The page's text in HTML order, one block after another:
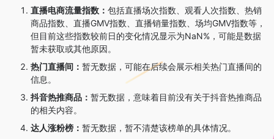
直播电商流量指数： 包括直播场次指数、观看人次指数、热销
商品指数、直播GMV指数、直播销量指数、场均GMV指数等，
但目前这些指数较前日的变化情况显示为NaN%，可能是数据
暂未获取或其他原因。
热门直播间： 暂无数据，可能在后续会展示相关热门直播间的
信息。
抖音热推商品： 暂无数据，意味着目前没有关于抖音热推商品
的相关内容。
达人涨粉榜： 暂无数据，暂不清楚该榜单的具体情况。